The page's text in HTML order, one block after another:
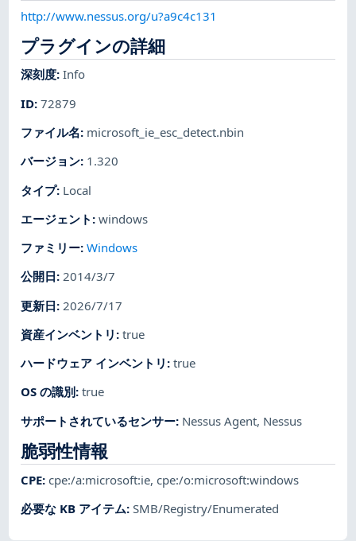
http://www.nessus.org/u?a9c4c131
プラグインの詳細
深刻度:Info
ID:72879
ファイル名: microsoft_ie_esc_detect.nbin
バージョン: 1.320
タイプ: Local
エージェント :windows
ファミリー:Windows
公開日:2014/3/7
更新日: 2026/7/17
資産インベントリ :true
ハードウェア インベントリ :true
OS の識別:true
サポートされているセンサー: Nessus Agent, Nessus
脆弱性情報
CPE:cpe:/a:microsoft:ie,cpe:/o:microsoft:windows
必要な KB アイテム:SMB/Registry/Enumerated